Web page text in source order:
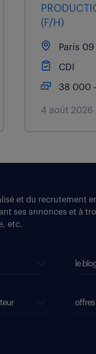
(F/H)
Paris 09
CDI
38 000
4 août 2026
et du recrutement
ses annonces et à
etc.
le
offres